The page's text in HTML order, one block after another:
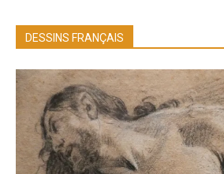
DESSINS FRANÇAIS